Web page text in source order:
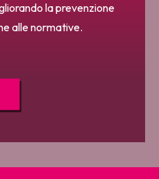
la prevenzione
alle normative.